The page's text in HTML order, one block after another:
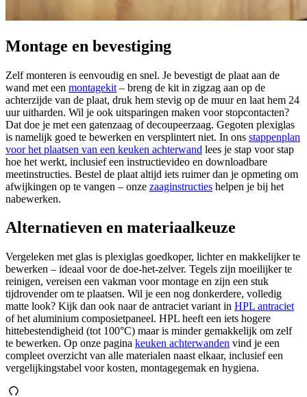
Montage en bevestiging
Zelf monteren is eenvoudig en snel. Je bevestigt de plaat aan de
wand met een montagekit – breng de kit in zigzag aan op de
achterzijde van de plaat, druk hem stevig op de muur en laat hem 24
uur uitharden. Wil je ook uitsparingen maken voor stopcontacten?
Dat doe je met een gatenzaag of decoupeerzaag. Gegoten plexiglas
is namelijk goed te bewerken en versplintert niet. In ons stappenplan
voor het plaatsen van een keuken achterwand lees je stap voor stap
hoe het werkt, inclusief een instructievideo en downloadbare
meetinstructies. Bestel de plaat altijd iets ruimer dan je opmeting om
afwijkingen op te vangen – onze zaaginstructies helpen je bij het
nabewerken.
Alternatieven en materiaalkeuze
Vergeleken met glas is plexiglas goedkoper, lichter en makkelijker te
bewerken – ideaal voor de doe-het-zelver. Tegels zijn moeilijker te
reinigen, vereisen een vakman voor montage en zijn een stuk
tijdrovender om te plaatsen. Wil je een nog donkerdere, volledig
matte look? Kijk dan ook naar de antraciet variant in HPL antraciet
of het aluminium composietpaneel. HPL heeft een iets hogere
hittebestendigheid (tot 100°C) maar is minder gemakkelijk om zelf
te bewerken. Op onze pagina keuken achterwanden vind je een
compleet overzicht van alle materialen naast elkaar, inclusief een
vergelijkingstabel voor kosten, montagegemak en hygiena.